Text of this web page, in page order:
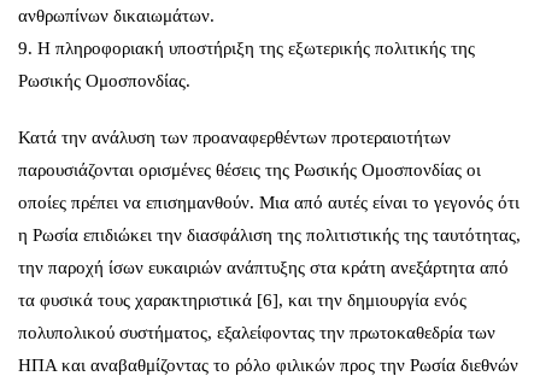
ανθρωπίνων δικαιωμάτων.
9. Η πληροφοριακή υποστήριξη της εξωτερικής πολιτικής της
Ρωσικής Ομοσπονδίας.
Κατά την ανάλυση των προαναφερθέντων προτεραιοτήτων
παρουσιάζονται ορισμένες θέσεις της Ρωσικής Ομοσπονδίας οι
οποίες πρέπει να επισημανθούν. Μια από αυτές είναι το γεγονός ότι
η Ρωσία επιδιώκει την διασφάλιση της πολιτιστικής της ταυτότητας,
την παροχή ίσων ευκαιριών ανάπτυξης στα κράτη ανεξάρτητα από
τα φυσικά τους χαρακτηριστικά [6], και την δημιουργία ενός
πολυπολικού συστήματος, εξαλείφοντας την πρωτοκαθεδρία των
ΗΠΑ και αναβαθμίζοντας το ρόλο φιλικών προς την Ρωσία διεθνών